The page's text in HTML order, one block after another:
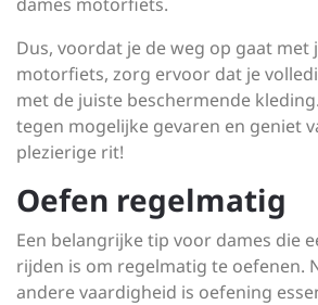
Dus, voordat je de weg op gaat met
motorfiets, zorg ervoor dat je
met de juiste beschermende
tegen mogelijke gevaren en geniet
plezierige rit!
Oefen regelmatig
Een belangrijke tip voor dames die
rijden is om regelmatig te oefenen.
andere vaardigheid is oefening